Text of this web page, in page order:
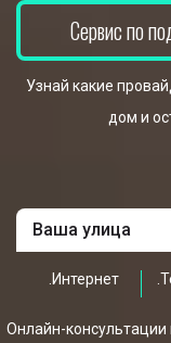
Сервис по
Узнай какие
дом и
.Интернет
Онлайн-